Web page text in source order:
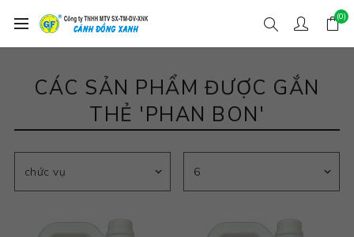
(0)
CÁC SẢN PHẨM ĐƯỢC GẮN
THẺ 'PHAN BON'